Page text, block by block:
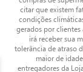
citar que existem
condições
gerados por
irá receber sua
tolerância de atraso
maior de
entregadores da